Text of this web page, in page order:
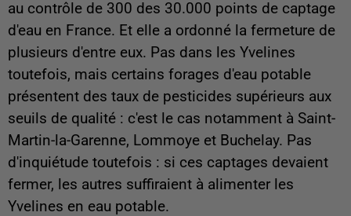
au contrôle de 300 des 30.000 points de captage
d'eau en France. Et elle a ordonné la fermeture de
plusieurs d'entre eux. Pas dans les Yvelines
toutefois, mais certains forages d'eau potable
présentent des taux de pesticides supérieurs aux
seuils de qualité : c'est le cas notamment à Saint-
Martin-la-Garenne, Lommoye et Buchelay. Pas
d'inquiétude toutefois : si ces captages devaient
fermer, les autres suffiraient à alimenter les
Yvelines en eau potable.